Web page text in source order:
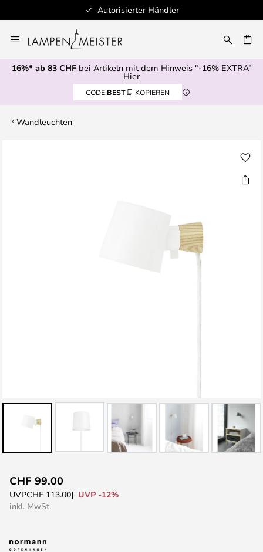
Autorisierter Händler
Inhalt
springen
16%* ab 83 CHFbei Artikeln mit dem Hinweis "-16% EXTRA”
Hier
CODE:BEST KOPIEREN
Wandleuchten
Anfang
der
CHF 99.00
UVPCHF 113.00
UVP -12%
inkl. MwSt.